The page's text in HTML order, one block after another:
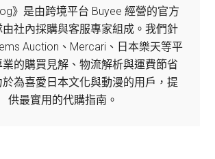
》是由跨境平台 Buyee 經營的官方
社內採購與客服專家組成。我們針
Auction、Mercari、日本樂天等平
的購買見解、物流解析與運費節省
為喜愛日本文化與動漫的用戶，提
供最實用的代購指南。